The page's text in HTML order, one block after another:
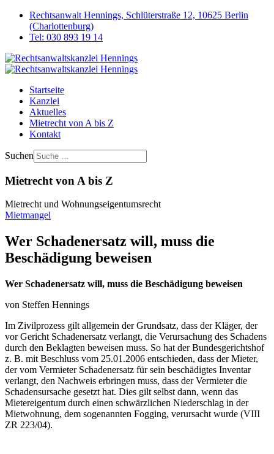
Rechtsanwalt Hennings, Schlüterstraße 12, 10625 Berlin
(Charlottenburg)
Tel: 030 893 19 14
Startseite
Kanzlei
Aktuelles
Mietrecht von A bis Z
Kontakt
Suchen
Mietrecht von A bis Z
Mietrecht und Wohnungseigentumsrecht
Mietmangel
Wer Schadenersatz will, muss die
Beschädigung beweisen
Wer Schadenersatz will, muss die Beschädigung beweisen
von Steffen Hennings
Im Zivilprozess gilt allgemein der Grundsatz, dass der Kläger, der
vor Gericht Schadenersatz verlangt, die Verursachung des Schadens
durch den Beklagten beweisen muss. So hat der Bundesgerichtshof
z. B. mit Beschluss vom 25.01.2006 entschieden, dass der Mieter,
der vom Vermieter Schadenersatz für sein beschädigtes Inventar
verlangt, den Nachweis erbringen muss, dass der Vermieter die
Schadensursache gesetzt hat. Dies gilt selbst dann, wenn das
Mietereigentum durch einen schwärzlichen Niederschlag in der
Mietwohnung, dem sogenannten Fogging, verursacht wurde (VIII
ZR 223/04).